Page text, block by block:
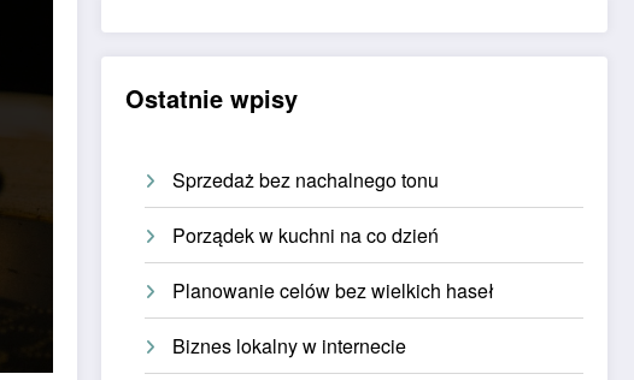
Ostatnie wpisy
Sprzedaż bez nachalnego tonu
Porządek w kuchni na co dzień
Planowanie celów bez wielkich haseł
Biznes lokalny w internecie